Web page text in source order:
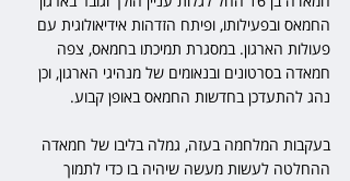
החמאס ובפעילותו, ופיתח הזדהות אידיאולוגית עם
פעולות הארגון. במסגרת תמיכתו בחמאס, צפה
חמאדה בסרטונים ובנאומים של מנהיגי הארגון, וכן
נהג להתעדכן בחדשות החמאס באופן קבוע.
בעקבות המלחמה בעזה, גמלה בליבו של חמאדה
ההחלטה לעשות מעשה שיהיה בו כדי לתמוך